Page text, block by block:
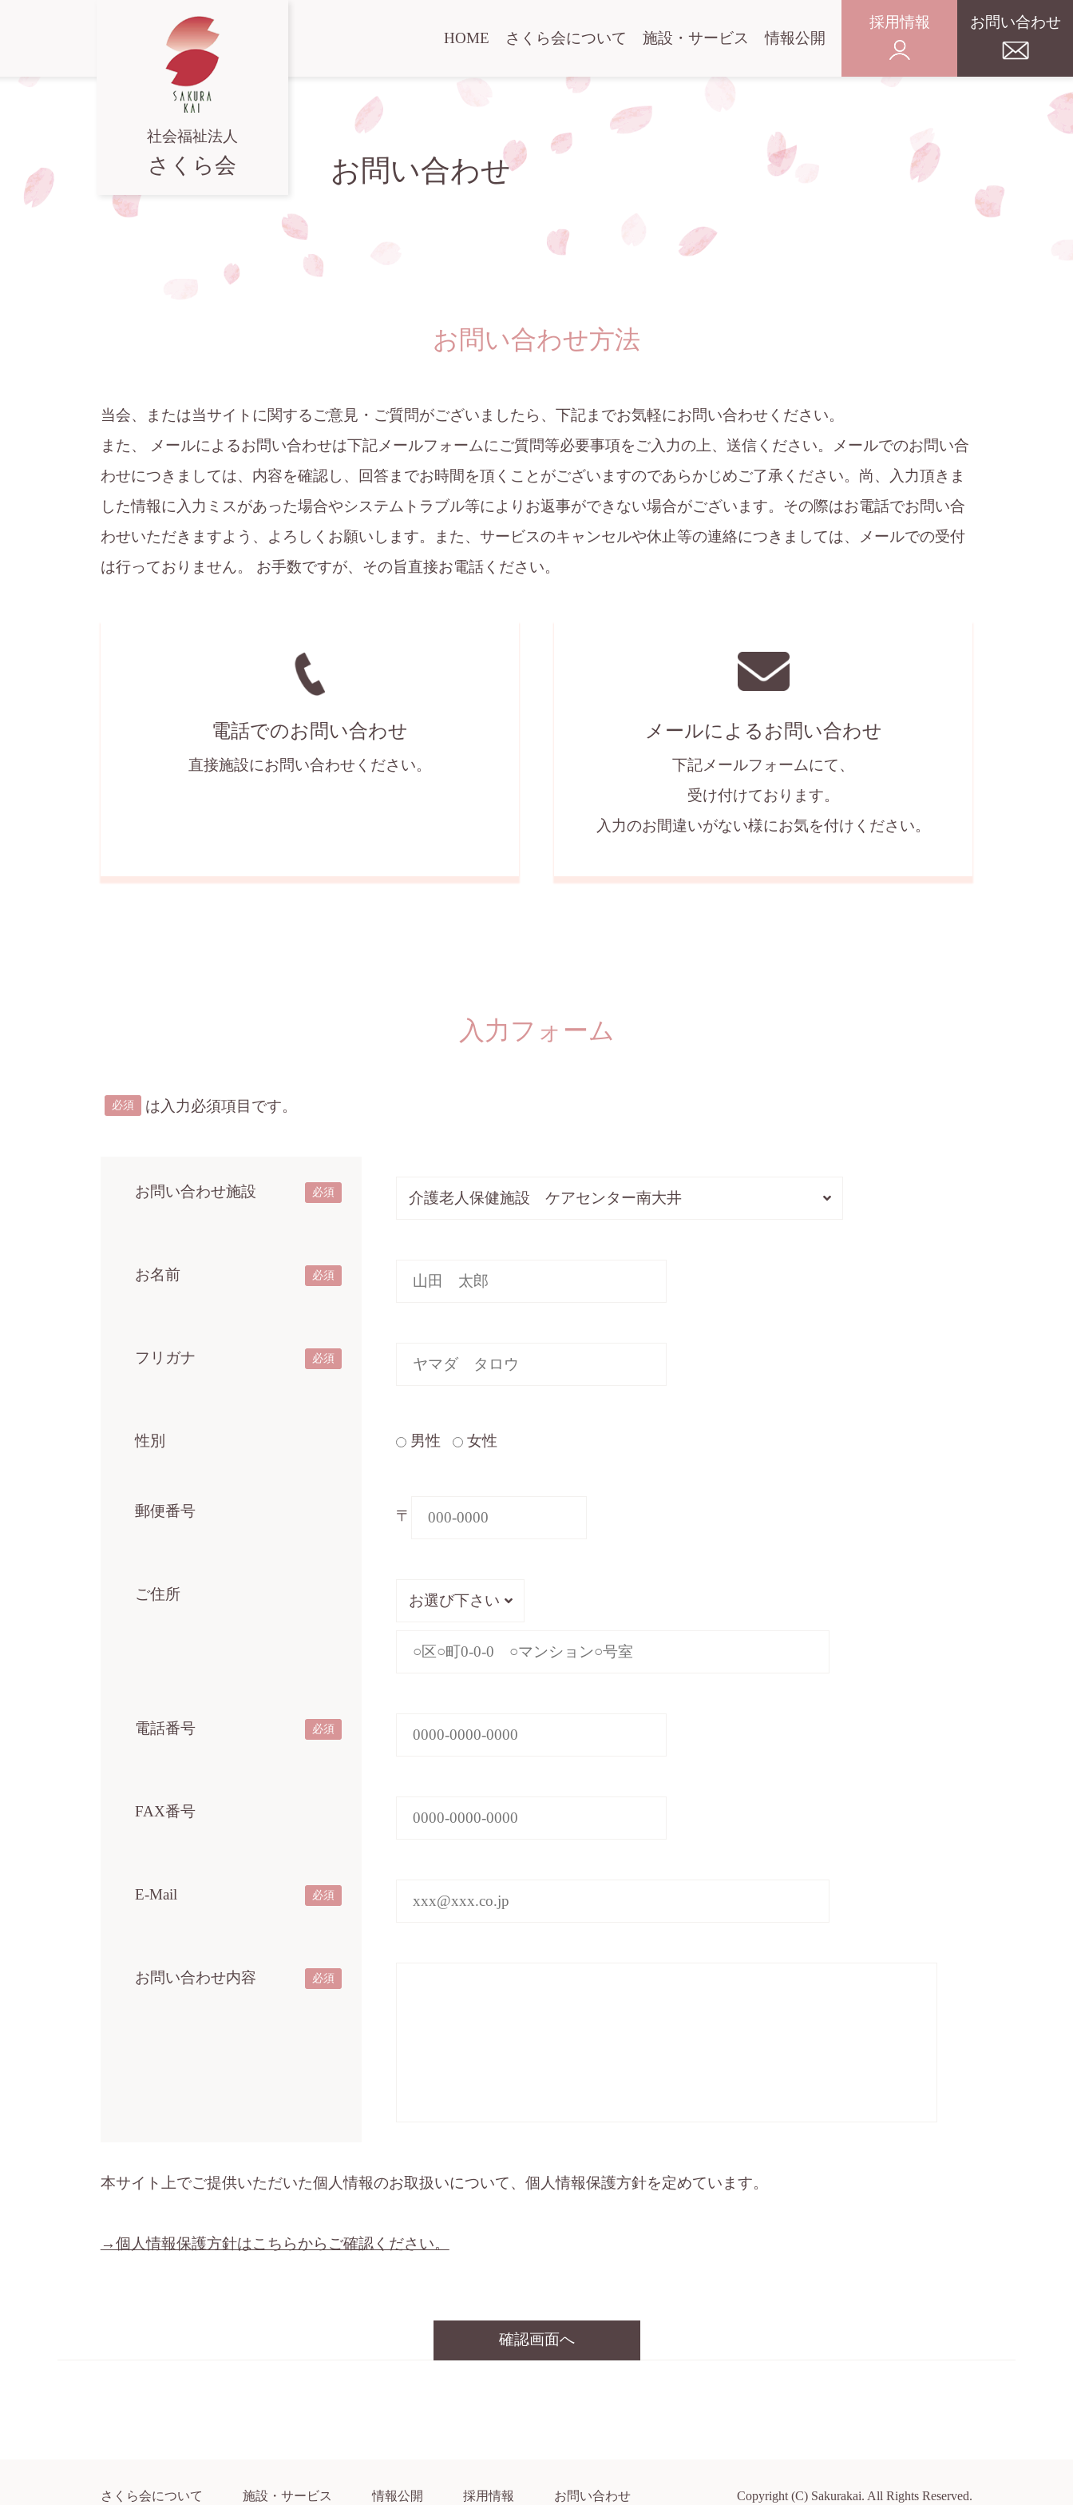
社会福祉法人
さくら会
HOME さくら会について 施設・サービス 情報公開
採用情報 お問い合わせ
お問い合わせ
お問い合わせ方法
当会、または当サイトに関するご意見・ご質問がございましたら、下記までお気軽にお問い合わせください。
また、 メールによるお問い合わせは下記メールフォームにご質問等必要事項をご入力の上、送信ください。メールでのお問い合
わせにつきましては、内容を確認し、回答までお時間を頂くことがございますのであらかじめご了承ください。尚、入力頂きま
した情報に入力ミスがあった場合やシステムトラブル等によりお返事ができない場合がございます。その際はお電話でお問い合
わせいただきますよう、よろしくお願いします。また、サービスのキャンセルや休止等の連絡につきましては、メールでの受付
は行っておりません。 お手数ですが、その旨直接お電話ください。
電話でのお問い合わせ
直接施設にお問い合わせください。
メールによるお問い合わせ
下記メールフォームにて、
受け付けております。
入力のお間違いがない様にお気を付けください。
入力フォーム
必須 は入力必須項目です。
お問い合わせ施設 必須
お名前 必須
フリガナ 必須
性別 男性 女性
郵便番号 〒
ご住所
電話番号 必須
FAX番号
E-Mail 必須
お問い合わせ内容 必須
本サイト上でご提供いただいた個人情報のお取扱いについて、個人情報保護方針を定めています。
→個人情報保護方針はこちらからご確認ください。
確認画面へ
さくら会について 施設・サービス 情報公開 採用情報 お問い合わせ Copyright (C) Sakurakai. All Rights Reserved.